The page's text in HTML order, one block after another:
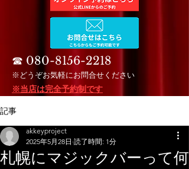
☎︎ 080-8156-2218
※どうぞお気軽にお問合せください
※当店は完全予約制です
記事
札幌にマジックバーって何
akkeyproject
2025年5月28日 読了時間: 1分